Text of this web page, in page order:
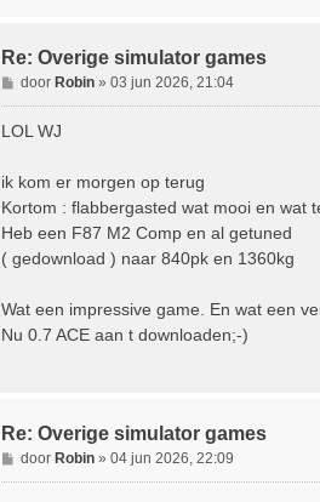
Re: Overige simulator games
B
e
r
h
t
door Robin» 03 jun 2026, 21:04
LOL WJ
ik kom er morgen op terug
Kortom : flabbergasted wat mooi en wat
Heb een F87 M2 Comp en al getuned
( gedownload ) naar 840pk en 1360kg
Wat een impressive game. En wat een
Nu 0.7 ACE aan t downloaden;-)
Re: Overige simulator games
B
e
door Robin» 04 jun 2026, 22:09